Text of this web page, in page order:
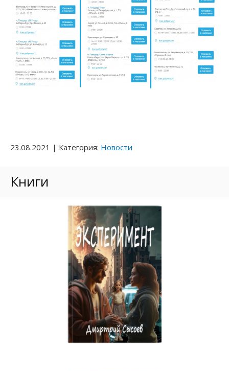
Александра. Как я спасала Землю
Приключение Машки: год длиною в жизнь
Как я искала маму в сказочном мире
Ох уж эти помидоры, или Мои приключения
Двадцать лет спустя. Город, которого нет
Возвращение. Город, которого нет
За периметром. Город, которого нет
В ловушке. Город, которого нет
23.08.2021 | Категория: Новости
Книги